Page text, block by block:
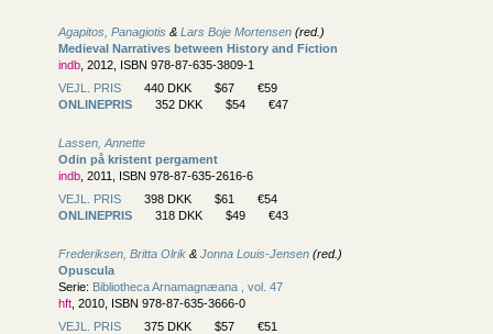
Agapitos, Panagiotis & Lars Boje Mortensen (red.)
Medieval Narratives between History and Fiction
indb , 2012, ISBN 978-87-635-3809-1
VEJL. PRIS
440 DKK $67
€59
ONLINEPRIS
352 DKK $54 €47
Lassen, Annette
Odin på kristent pergament
indb , 2011, ISBN 978-87-635-2616-6
VEJL. PRIS
398 DKK $61
€54
ONLINEPRIS
318 DKK $49 €43
Frederiksen, Britta Olrik & Jonna Louis-Jensen (red.)
Opuscula
Serie: Bibliotheca Arnamagnæana , vol. 47
hft , 2010, ISBN 978-87-635-3666-0
VEJL. PRIS
375 DKK $57
€51